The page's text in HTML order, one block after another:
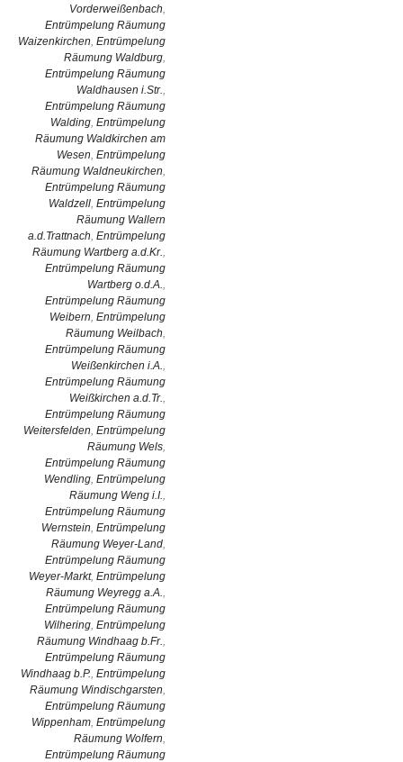
Vorderweißenbach,
Entrümpelung Räumung
Waizenkirchen, Entrümpelung
Räumung Waldburg,
Entrümpelung Räumung
Waldhausen i.Str.,
Entrümpelung Räumung
Walding, Entrümpelung
Räumung Waldkirchen am
Wesen, Entrümpelung
Räumung Waldneukirchen,
Entrümpelung Räumung
Waldzell, Entrümpelung
Räumung Wallern
a.d.Trattnach, Entrümpelung
Räumung Wartberg a.d.Kr.,
Entrümpelung Räumung
Wartberg o.d.A.,
Entrümpelung Räumung
Weibern, Entrümpelung
Räumung Weilbach,
Entrümpelung Räumung
Weißenkirchen i.A.,
Entrümpelung Räumung
Weißkirchen a.d.Tr.,
Entrümpelung Räumung
Weitersfelden, Entrümpelung
Räumung Wels,
Entrümpelung Räumung
Wendling, Entrümpelung
Räumung Weng i.I.,
Entrümpelung Räumung
Wernstein, Entrümpelung
Räumung Weyer-Land,
Entrümpelung Räumung
Weyer-Markt, Entrümpelung
Räumung Weyregg a.A.,
Entrümpelung Räumung
Wilhering, Entrümpelung
Räumung Windhaag b.Fr.,
Entrümpelung Räumung
Windhaag b.P., Entrümpelung
Räumung Windischgarsten,
Entrümpelung Räumung
Wippenham, Entrümpelung
Räumung Wolfern,
Entrümpelung Räumung